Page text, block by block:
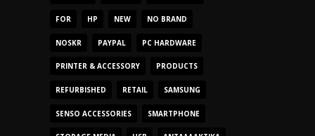
FOR HP NEW NO BRAND
NOSKR PAYPAL PC HARDWARE
PRINTER & ACCESSORY PRODUCTS
REFURBISHED RETAIL SAMSUNG
SENSO ACCESSORIES SMARTPHONE